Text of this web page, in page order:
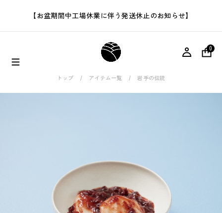
【お盆期間中工場休業に伴う発送休止のお知らせ】
0
トップ アイテム一覧 岩手の伝統